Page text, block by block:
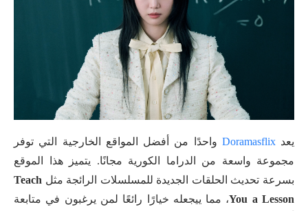
يعدDoramasflix واحدًا من أفضل المواقع الخارجية التي توفر
مجموعة واسعة من الدراما الكورية مجانًا. يتميز هذا الموقع
بسرعة تحديث الحلقات الجديدة للمسلسلات الرائجة مثل Teach
You a Lesson، مما ييجعله خيارًا رائعًا لمن يرغبون في متابعة